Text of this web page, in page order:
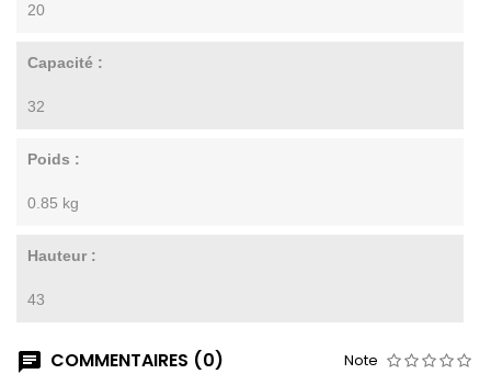
20
Capacité :
32
Poids :
0.85 kg
Hauteur :
43
COMMENTAIRES (0) Note